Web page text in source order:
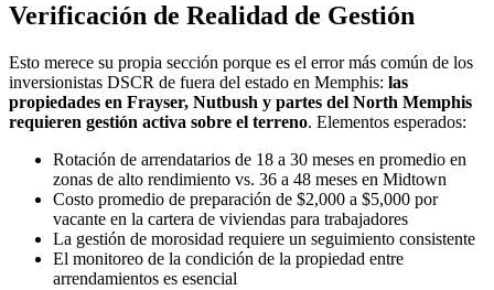
Verificación de Realidad de Gestión
Esto merece su propia sección porque es el error más común de los
inversionistas DSCR de fuera del estado en Memphis: las
propiedades en Frayser, Nutbush y partes del North Memphis
requieren gestión activa sobre el terreno. Elementos esperados:
Rotación de arrendatarios de 18 a 30 meses en promedio en
zonas de alto rendimiento vs. 36 a 48 meses en Midtown
Costo promedio de preparación de $2,000 a $5,000 por
vacante en la cartera de viviendas para trabajadores
La gestión de morosidad requiere un seguimiento consistente
El monitoreo de la condición de la propiedad entre
arrendamientos es esencial